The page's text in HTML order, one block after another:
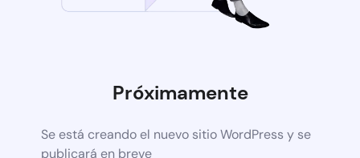
Próximamente
Se está creando el nuevo sitio WordPress y se
publicará en breve